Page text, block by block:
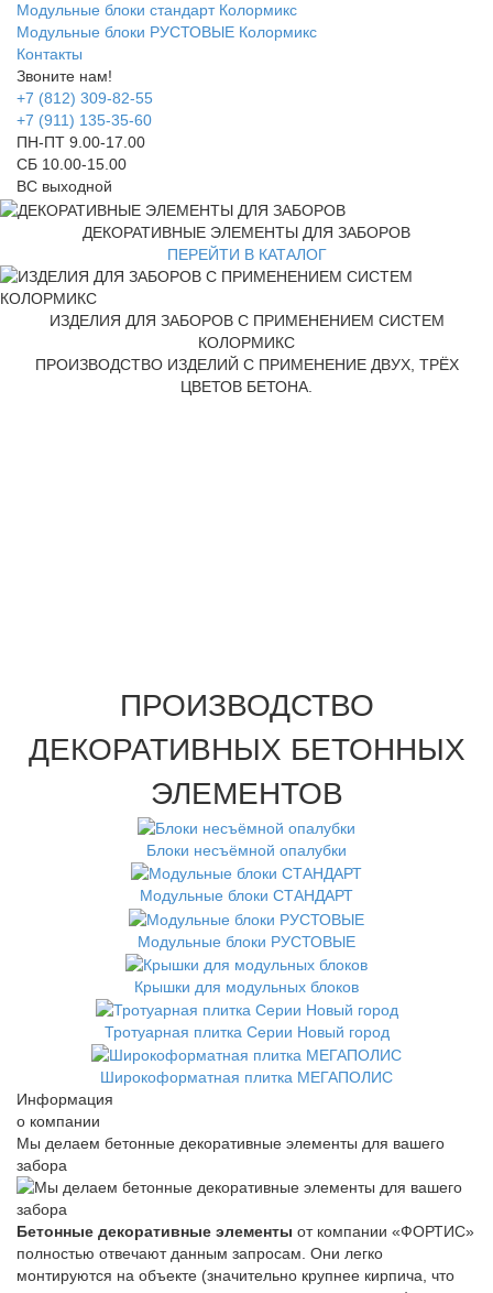
Модульные блоки стандарт Колормикс
Модульные блоки РУСТОВЫЕ Колормикс
Контакты
Звоните нам!
+7 (812) 309-82-55
+7 (911) 135-35-60
ПН-ПТ 9.00-17.00
СБ 10.00-15.00
ВС выходной
ДЕКОРАТИВНЫЕ ЭЛЕМЕНТЫ ДЛЯ ЗАБОРОВ
ПЕРЕЙТИ В КАТАЛОГ
ИЗДЕЛИЯ ДЛЯ ЗАБОРОВ С ПРИМЕНЕНИЕМ СИСТЕМ
КОЛОРМИКС
ПРОИЗВОДСТВО ИЗДЕЛИЙ С ПРИМЕНЕНИЕ ДВУХ, ТРЁХ
ЦВЕТОВ БЕТОНА.
ПРОИЗВОДСТВО
ДЕКОРАТИВНЫХ БЕТОННЫХ
ЭЛЕМЕНТОВ
Блоки несъёмной опалубки
Модульные блоки СТАНДАРТ
Модульные блоки РУСТОВЫЕ
Крышки для модульных блоков
Тротуарная плитка Серии Новый город
Широкоформатная плитка МЕГАПОЛИС
Информация
о компании
Мы делаем бетонные декоративные элементы для вашего
забора
Бетонные декоративные элементы от компании «ФОРТИС»
полностью отвечают данным запросам. Они легко
монтируются на объекте (значительно крупнее кирпича, что